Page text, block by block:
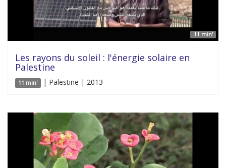
11 min'
Les rayons du soleil : l'énergie solaire en
Palestine
11 min' | Palestine | 2013